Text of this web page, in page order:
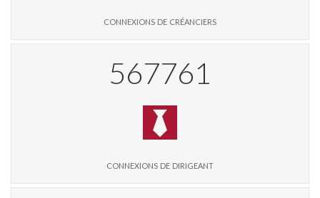
connexions de créanciers
582313
connexions de dirigeant